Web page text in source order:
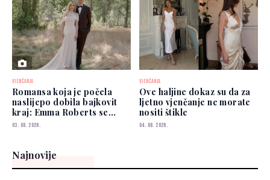
VJENČANJA
Romansa koja je počela
naslijepo dobila bajkovit
kraj: Emma Roberts se
udala
03. 08. 2026.
VJENČANJA
Ove haljine dokaz su da za
ljetno vjenčanje ne morate
nositi štikle
04. 08. 2026.
Najnovije